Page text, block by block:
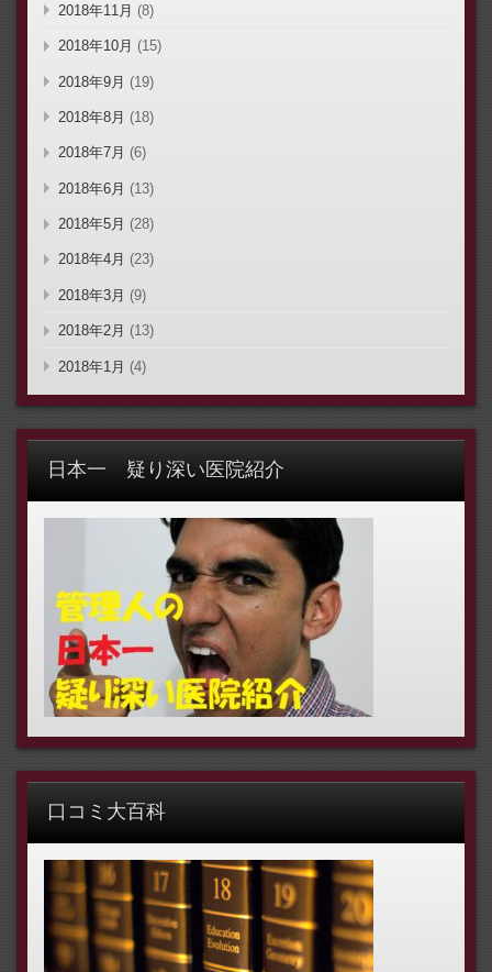
2018年11月 (8)
2018年10月 (15)
2018年9月 (19)
2018年8月 (18)
2018年7月 (6)
2018年6月 (13)
2018年5月 (28)
2018年4月 (23)
2018年3月 (9)
2018年2月 (13)
2018年1月 (4)
日本一 疑り深い医院紹介
口コミ大百科